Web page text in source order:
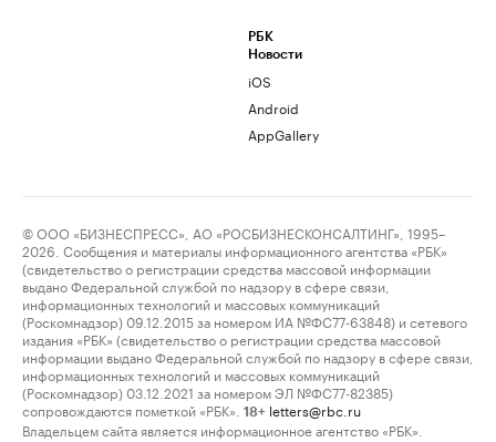
РБК
Новости
iOS
Android
AppGallery
© ООО «БИЗНЕСПРЕСС», АО «РОСБИЗНЕСКОНСАЛТИНГ», 1995–
2026. Сообщения и материалы информационного агентства «РБК»
(свидетельство о регистрации средства массовой информации
выдано Федеральной службой по надзору в сфере связи,
информационных технологий и массовых коммуникаций
(Роскомнадзор) 09.12.2015 за номером ИА №ФС77-63848) и сетевого
издания «РБК» (свидетельство о регистрации средства массовой
информации выдано Федеральной службой по надзору в сфере связи,
информационных технологий и массовых коммуникаций
(Роскомнадзор) 03.12.2021 за номером ЭЛ №ФС77-82385)
сопровождаются пометкой «РБК».
18+ letters@rbc.ru
Владельцем сайта является информационное агентство «РБК».